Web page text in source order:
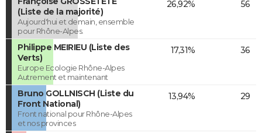
(Liste de la majorité)
Aujourd'hui et demain, ensemble
pour Rhône-Alpes.
26,92% 56
Philippe MEIRIEU (Liste des
Verts)
Europe Ecologie Rhône-Alpes
Autrement et maintenant
17,31% 36
Bruno GOLLNISCH (Liste du
Front National)
Front national pour Rhône-Alpes
et nos provinces
13,94% 29